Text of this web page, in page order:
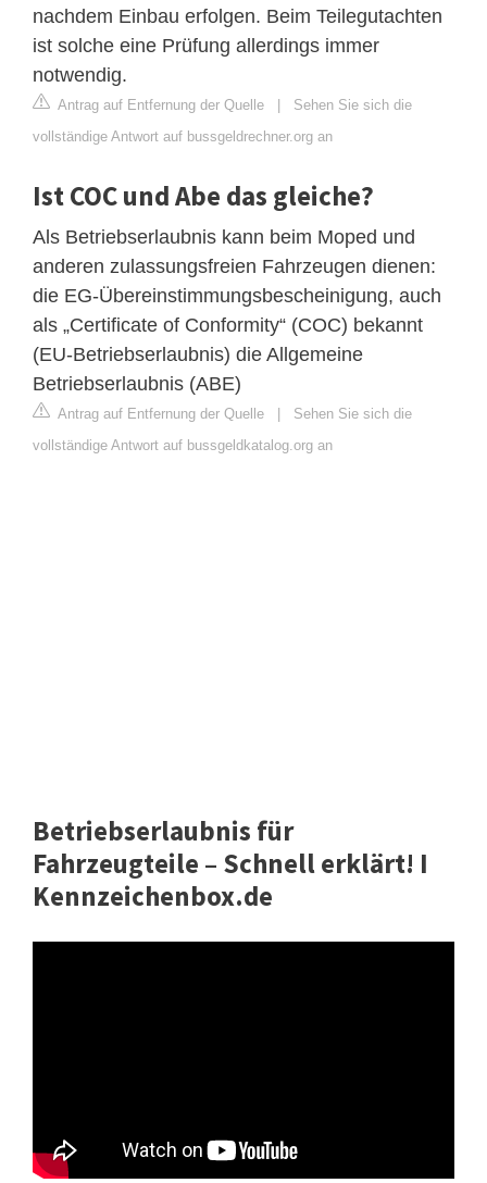
nachdem Einbau erfolgen. Beim Teilegutachten
ist solche eine Prüfung allerdings immer
notwendig.
Antrag auf Entfernung der Quelle
Sehen Sie sich die
vollständige Antwort auf bussgeldrechner.org an
Ist COC und Abe das gleiche?
Als Betriebserlaubnis kann beim Moped und
anderen zulassungsfreien Fahrzeugen dienen:
die EG-Übereinstimmungsbescheinigung, auch
als „Certificate of Conformity“ (COC) bekannt
(EU-Betriebserlaubnis) die Allgemeine
Betriebserlaubnis (ABE)
Antrag auf Entfernung der Quelle
Sehen Sie sich die
vollständige Antwort auf bussgeldkatalog.org an
Betriebserlaubnis für
Fahrzeugteile – Schnell erklärt! I
Kennzeichenbox.de